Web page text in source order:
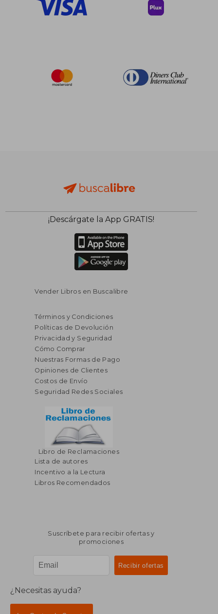
¡Descárgate la App GRATIS!
Vender Libros en Buscalibre
Términos y Condiciones
Políticas de Devolución
Privacidad y Seguridad
Cómo Comprar
Nuestras Formas de Pago
Opiniones de Clientes
Costos de Envío
Seguridad Redes Sociales
Libro de Reclamaciones
Lista de autores
Incentivo a la Lectura
Libros Recomendados
Suscríbete para recibir ofertas y
promociones
¿Necesitas ayuda?